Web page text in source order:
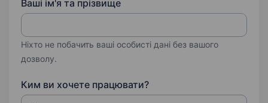
Ваші ім'я та прізвище
Ніхто не побачить ваші особисті дані без вашого
дозволу.
Ким ви хочете працювати?